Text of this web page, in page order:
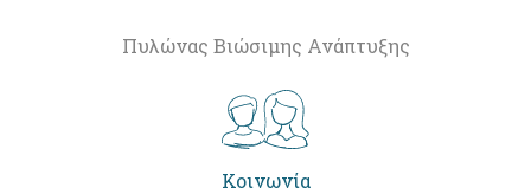
Πυλώνας Βιώσιμης Ανάπτυξης
Κοινωνία